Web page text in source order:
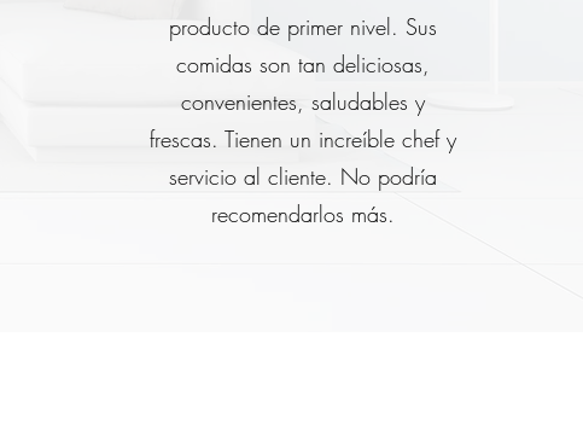
producto de primer nivel. Sus
comidas son tan deliciosas,
convenientes, saludables y
frescas. Tienen un increíble chef y
servicio al cliente. No podría
recomendarlos más.